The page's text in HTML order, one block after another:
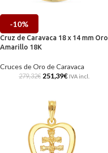
-10%
Cruz de Caravaca 18 x 14 mm Oro
Amarillo 18K
Cruces de Oro de Caravaca
279,32€ 251,39€ IVA incl.